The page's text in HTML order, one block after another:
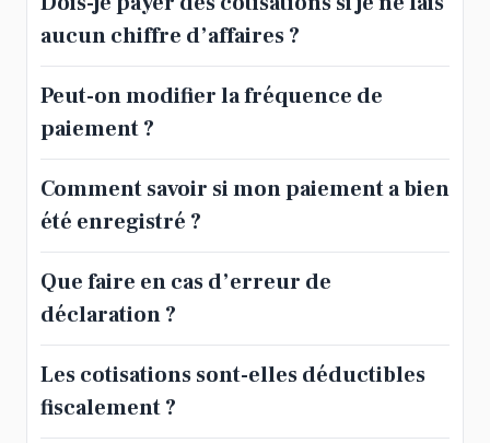
aucun chiffre d’affaires ?
Peut-on modifier la fréquence de
paiement ?
Comment savoir si mon paiement a bien
été enregistré ?
Que faire en cas d’erreur de
déclaration ?
Les cotisations sont-elles déductibles
fiscalement ?